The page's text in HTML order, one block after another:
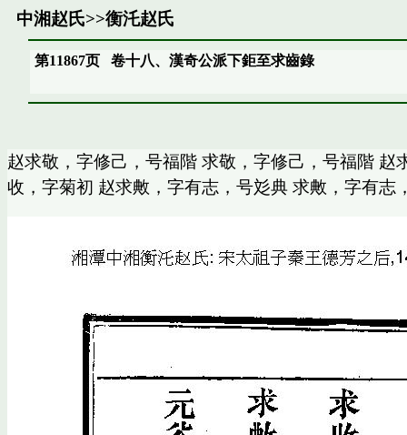
中湘赵氏>>衡汑赵氏
第11867页卷十八、漢奇公派下鉅至求齒錄
赵求敬，字修己，号福階 求敬，字修己，号福階
收，字菊初 赵求敟，字有志，号彣典 求敟，字有志